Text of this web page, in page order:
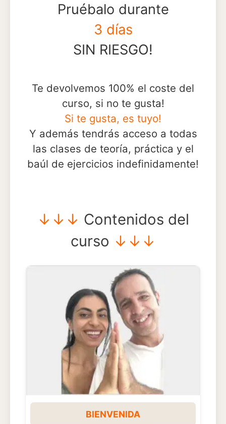
Pruébalo durante
3 días
SIN RIESGO!
Te devolvemos 100% el coste del
curso, si no te gusta!
Si te gusta, es tuyo!
Y además tendrás acceso a todas
las clases de teoría, práctica y el
baúl de ejercicios indefinidamente!
↓↓↓ Contenidos del
curso ↓↓↓
BIENVENIDA